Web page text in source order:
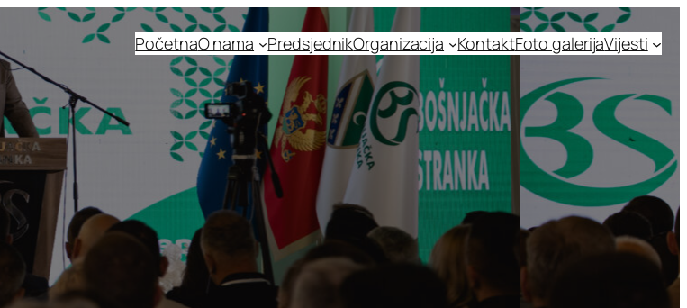
PočetnaO nama PredsjednikOrganizacija KontaktFoto galerijaVijesti